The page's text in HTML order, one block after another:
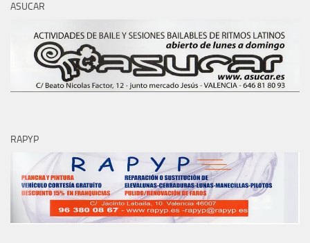
ASUCAR
RAPYP